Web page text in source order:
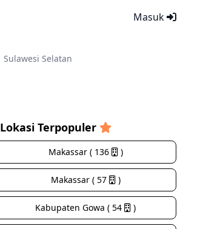
Masuk
Sulawesi Selatan
Lokasi Terpopuler
Makassar ( 136 )
Makassar ( 57 )
Kabupaten Gowa ( 54 )